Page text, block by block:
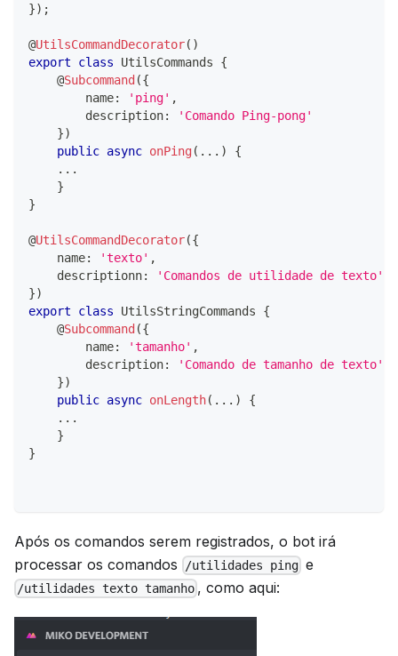
}) ;
@UtilsCommandDecorator( )
export
class UtilsCommands
{
@Subcommand ({
        name
: 'ping' ,
        description
:
'Comando Ping-pong'
})
public async onPing( ... )
{
...
}
}
@UtilsCommandDecorator({
    name
: 'texto' ,
    descriptionn
:
'Comandos de utilidade de texto'
})
export
class UtilsStringCommands
{
@Subcommand ({
        name
: 'tamanho' ,
        description
:
'Comando de tamanho de texto'
})
public async onLength( ... )
{
...
}
}
Após os comandos serem registrados, o bot irá
processar os comandos
/utilidades ping e
/utilidades texto tamanho , como aqui: